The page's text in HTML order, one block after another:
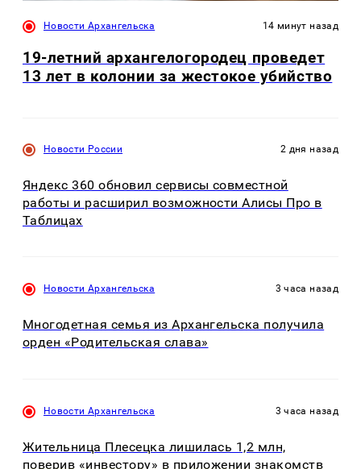
Новости Архангельска 14 минут назад
19-летний архангелогородец проведет
13 лет в колонии за жестокое убийство
Новости России 2 дня назад
Яндекс 360 обновил сервисы совместной
работы и расширил возможности Алисы Про в
Таблицах
Новости Архангельска 3 часа назад
Многодетная семья из Архангельска получила
орден «Родительская слава»
Новости Архангельска 3 часа назад
Жительница Плесецка лишилась 1,2 млн,
поверив «инвестору» в приложении знакомств